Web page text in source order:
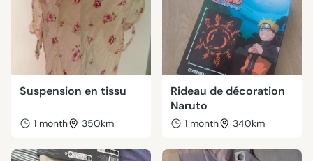
Suspension en tissu
1 month 350km
Rideau de décoration
Naruto
1 month 340km